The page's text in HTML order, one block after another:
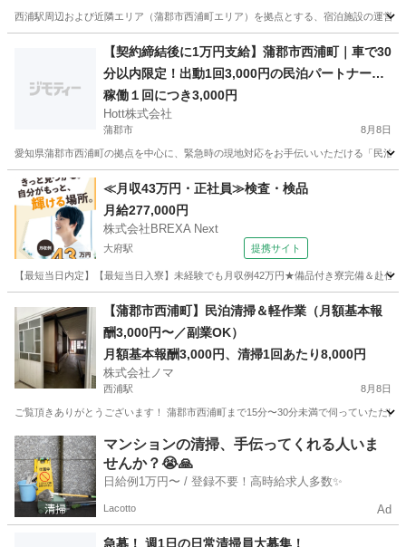
西浦駅周辺および近隣エリア（蒲郡市西浦町エリア）を拠点とする、宿泊施設の運営
その他 宿泊施設
【契約締結後に1万円支給】蒲郡市西浦町｜車で30
分以内限定！出動1回3,000円の民泊パートナー募
集
稼働１回につき3,000円
Hott株式会社
蒲郡市 8月8日
愛知県蒲郡市西浦町の拠点を中心に、緊急時の現地対応をお手伝いいただける「民泊
愛知 蒲郡市 軽作業 保健所
≪月収43万円・正社員≫検査・検品
月給277,000円
株式会社BREXA Next
大府駅 提携サイト
【最短当日内定】【最短当日入寮】未経験でも月収例42万円★備品付き寮完備＆赴
大府駅 その他
【蒲郡市西浦町】民泊清掃＆軽作業（月額基本報
酬3,000円〜／副業OK）
月額基本報酬3,000円、清掃1回あたり8,000円
株式会社ノマ
西浦駅 8月8日
ご覧頂きありがとうございます！ 蒲郡市西浦町まで15分〜30分未満で伺っていただ
愛知 蒲郡市 西浦駅 清掃 スタッフ
マンションの清掃、手伝ってくれる人いま
せんか？😭🙏
日給例1万円〜 / 登録不要！高時給求人多数✨
Lacotto Ad
急募！ 週1日の日常清掃員大募集！